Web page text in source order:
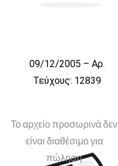
09/12/2005 – Αρ.
Τεύχους: 12839
Το αρχείο προσωρινά δεν
είναι διαθέσιμο για
πώληση